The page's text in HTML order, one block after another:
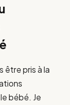
être pris à la
bébé. Je